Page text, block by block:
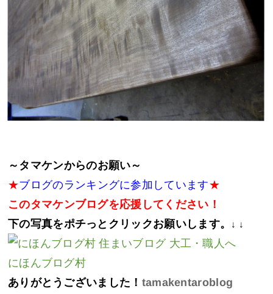
～タマケンからのお願い～
★ブログのランキングに参加しています★
このタマケンブログを応援してください！
下の写真をポチっとクリックお願いします。 ↓ ↓
にほんブログ村
ありがとうございました！tamakentaroblog